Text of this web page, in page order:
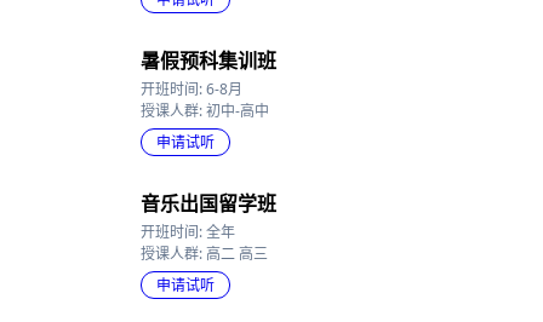
暑假预科集训班
开班时间: 6-8月
授课人群: 初中-高中
音乐出国留学班
开班时间: 全年
授课人群: 高二 高三